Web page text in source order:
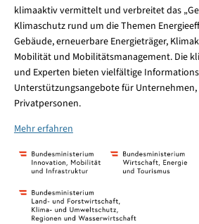
klimaaktiv vermittelt und verbreitet das
Klimaschutz rund um die Themen
Gebäude, erneuerbare Energieträger,
Mobilität und Mobilitätsmanagement. Die
und Experten bieten vielfältige
Unterstützungsangebote für
Privatpersonen.
Mehr erfahren